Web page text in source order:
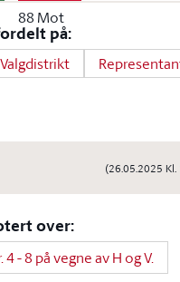
88 Mot
på:
Valgdistrikt
(26.05.2025 Kl.
over:
4 - 8 på vegne av H og V.